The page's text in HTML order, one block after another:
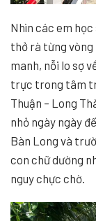
Nhìn các em học
thở rà từng
manh, nỗi lo sợ
trực trong tâm
Thuận – Long
nhỏ ngày ngày
Bàn Long và
con chữ dường
nguy chực chờ.